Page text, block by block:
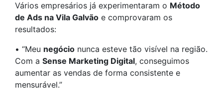
Vários empresários já experimentaram o Método
de Ads na Vila Galvão e comprovaram os
resultados:
• “Meu negócio nunca esteve tão visível na região.
Com a Sense Marketing Digital, conseguimos
aumentar as vendas de forma consistente e
mensurável.”